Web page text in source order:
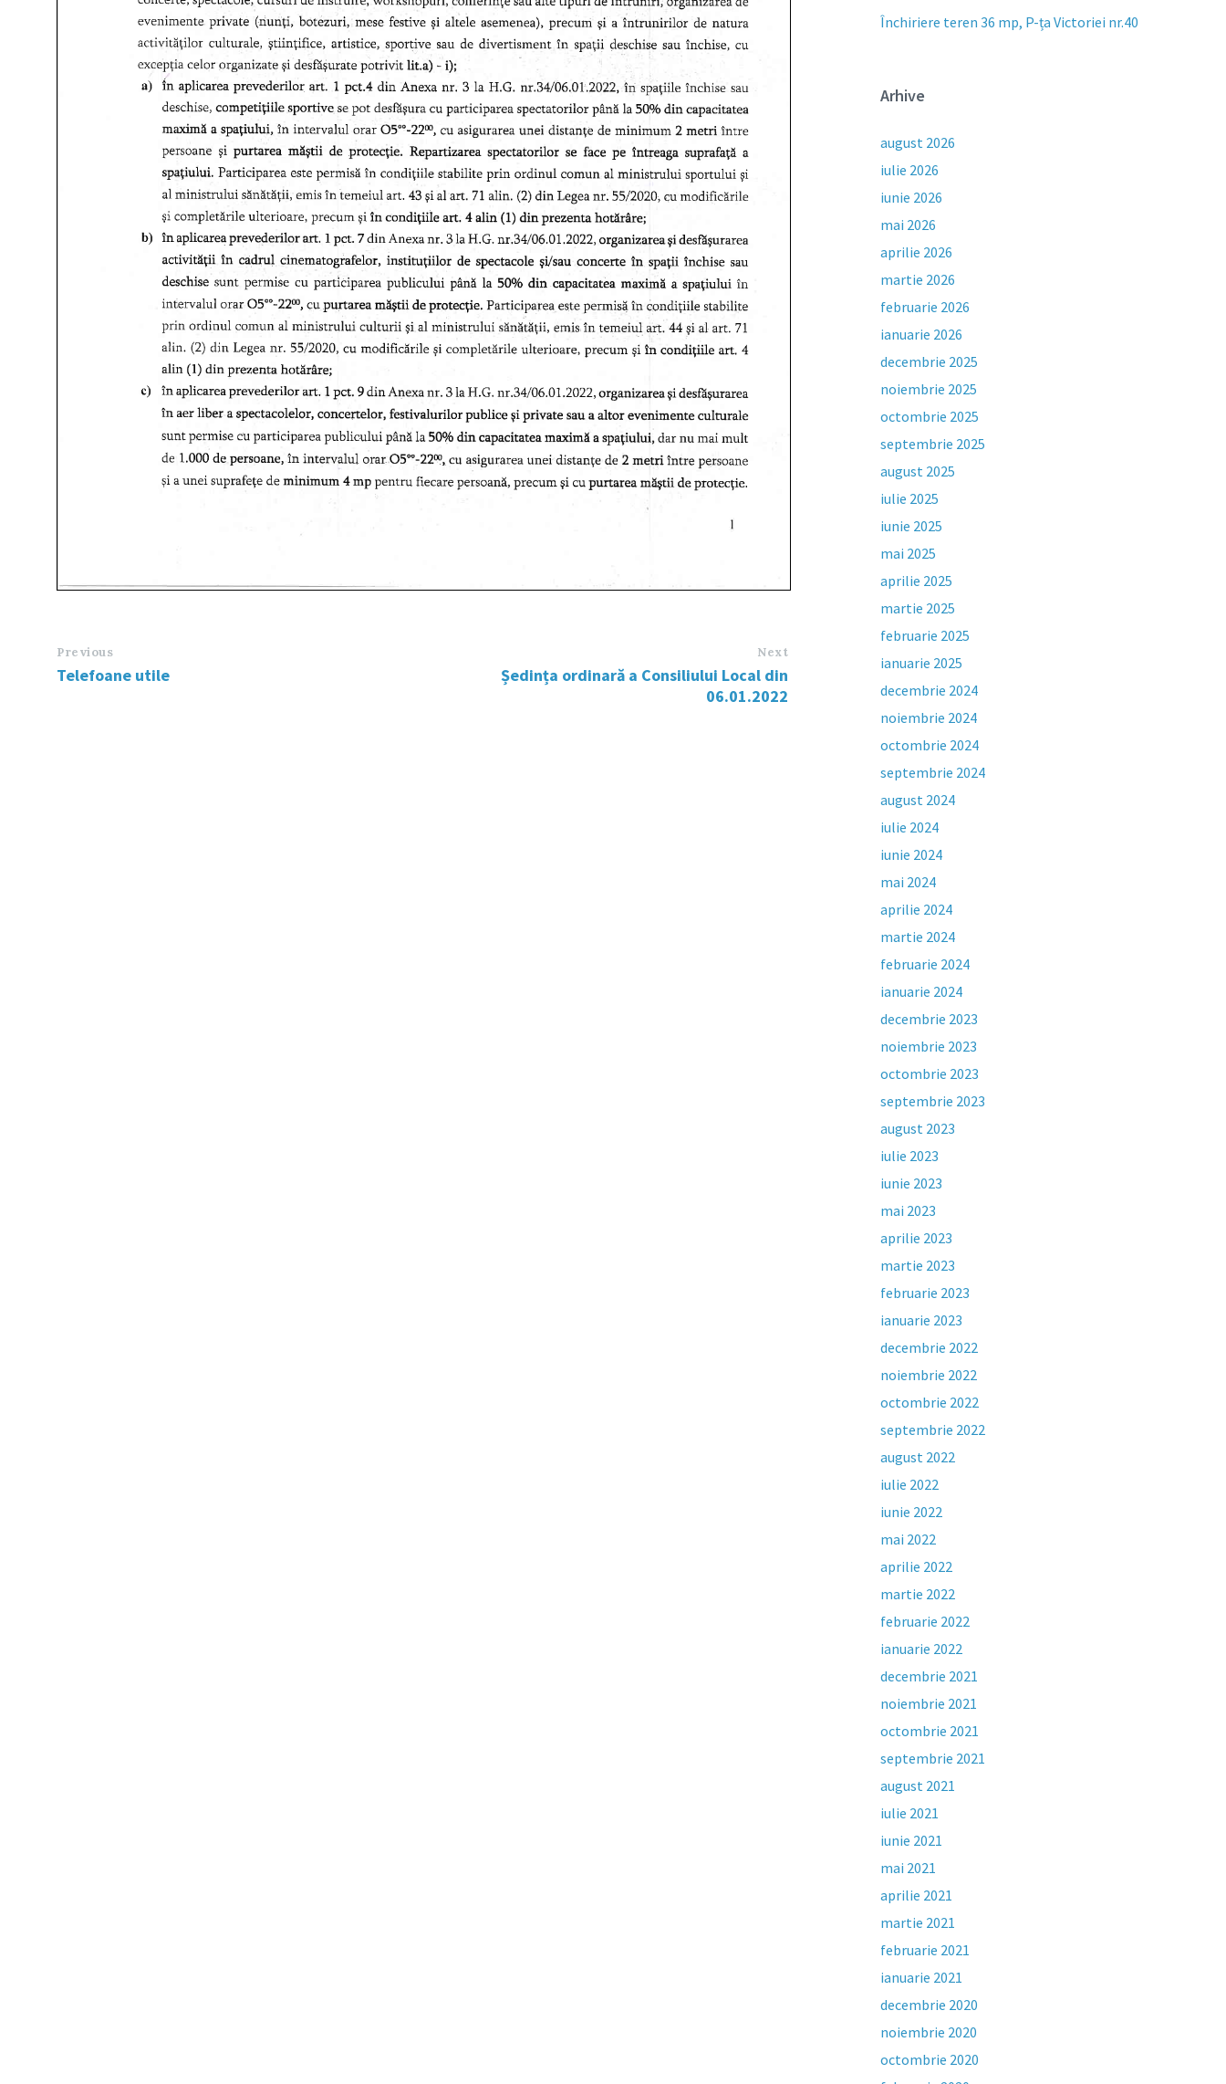
Previous
Telefoane utile
Next
Ședința ordinară a Consiliului Local din
06.01.2022
Închiriere teren 36 mp, P-ța Victoriei nr.40
Arhive
august 2026
iulie 2026
iunie 2026
mai 2026
aprilie 2026
martie 2026
februarie 2026
ianuarie 2026
decembrie 2025
noiembrie 2025
octombrie 2025
septembrie 2025
august 2025
iulie 2025
iunie 2025
mai 2025
aprilie 2025
martie 2025
februarie 2025
ianuarie 2025
decembrie 2024
noiembrie 2024
octombrie 2024
septembrie 2024
august 2024
iulie 2024
iunie 2024
mai 2024
aprilie 2024
martie 2024
februarie 2024
ianuarie 2024
decembrie 2023
noiembrie 2023
octombrie 2023
septembrie 2023
august 2023
iulie 2023
iunie 2023
mai 2023
aprilie 2023
martie 2023
februarie 2023
ianuarie 2023
decembrie 2022
noiembrie 2022
octombrie 2022
septembrie 2022
august 2022
iulie 2022
iunie 2022
mai 2022
aprilie 2022
martie 2022
februarie 2022
ianuarie 2022
decembrie 2021
noiembrie 2021
octombrie 2021
septembrie 2021
august 2021
iulie 2021
iunie 2021
mai 2021
aprilie 2021
martie 2021
februarie 2021
ianuarie 2021
decembrie 2020
noiembrie 2020
octombrie 2020